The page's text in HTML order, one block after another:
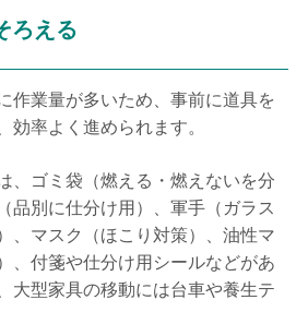
ろえる
作業量が多いため、事前に道具を
効率よく進められます。
、ゴミ袋（燃える・燃えないを分
品別に仕分け用）、軍手（ガラス
、マスク（ほこり対策）、油性マ
、付箋や仕分け用シールなどがあ
大型家具の移動には台車や養生テ